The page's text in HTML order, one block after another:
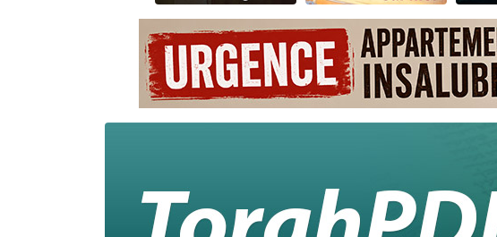
4 personnes viennent de nous
3 personnes viennent de nous
3 personnes viennent de
Odaya vient de donner son
13 personnes viennent de
30 personnes viennent de
Il reste 49 places pour
12 nouvelles musiques